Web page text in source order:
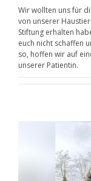
Wir wollten uns für
von unserer
Stiftung erhalten
euch nicht schaffen
so, hoffen wir auf
unserer Patientin.